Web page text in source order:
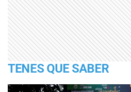
TENES QUE SABER